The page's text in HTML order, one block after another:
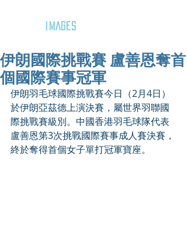
IMAGES
伊朗國際挑戰賽 盧善恩奪首
個國際賽事冠軍
伊朗羽毛球國際挑戰賽今日（2月4日）
於伊朗亞茲德上演決賽，屬世界羽聯國
際挑戰賽級別。中國香港羽毛球隊代表
盧善恩第3次挑戰國際賽事成人賽決賽，
終於奪得首個女子單打冠軍寶座。